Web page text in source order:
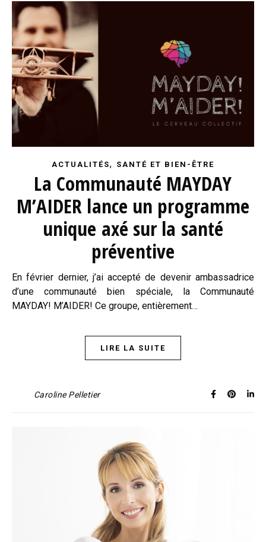
ACTUALITÉS, SANTÉ ET BIEN-ÊTRE
La Communauté MAYDAY
M’AIDER lance un programme
unique axé sur la santé
préventive
En février dernier, j’ai accepté de devenir ambassadrice
d’une communauté bien spéciale, la Communauté
MAYDAY! M’AIDER! Ce groupe, entièrement…
LIRE LA SUITE
Caroline Pelletier